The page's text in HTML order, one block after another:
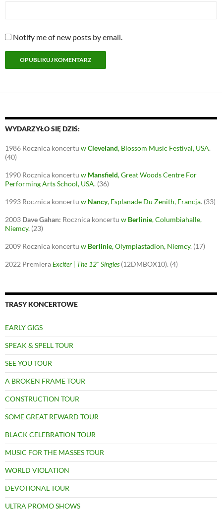
Notify me of new posts by email.
WYDARZYŁO SIĘ DZIŚ:
1986 Rocznica koncertu wCleveland, Blossom Music Festival, USA.
(40)
1990 Rocznica koncertu w Mansfield, Great Woods Centre For
Performing Arts School, USA. (36)
1993 Rocznica koncertu w Nancy, Esplanade Du Zenith, Francja. (33)
2003 Dave Gahan: Rocznica koncertu w Berlinie, Columbiahalle,
Niemcy. (23)
2009 Rocznica koncertu w Berlinie, Olympiastadion, Niemcy. (17)
2022 PremieraExciter | The 12" Singles(12DMBOX10). (4)
TRASY KONCERTOWE
EARLY GIGS
SPEAK & SPELL TOUR
SEE YOU TOUR
A BROKEN FRAME TOUR
CONSTRUCTION TOUR
SOME GREAT REWARD TOUR
BLACK CELEBRATION TOUR
MUSIC FOR THE MASSES TOUR
WORLD VIOLATION
DEVOTIONAL TOUR
ULTRA PROMO SHOWS